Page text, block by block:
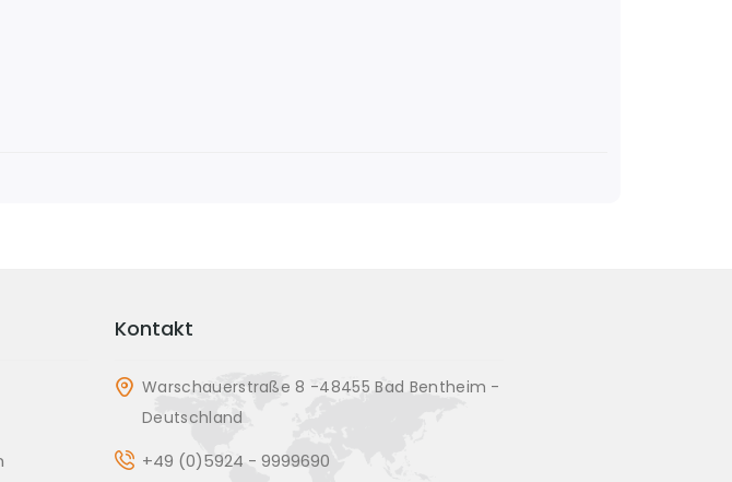
Kontakt
Warschauerstraße 8 -48455 Bad Bentheim -
Deutschland
+49 (0)5924 - 9999690